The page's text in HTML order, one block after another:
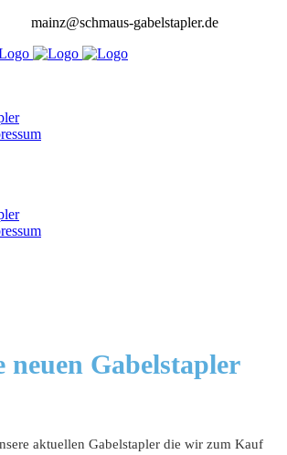
mainz@schmaus-gabelstapler.de
neuen Gabelstapler
aktuellen Gabelstapler die wir zum Kauf